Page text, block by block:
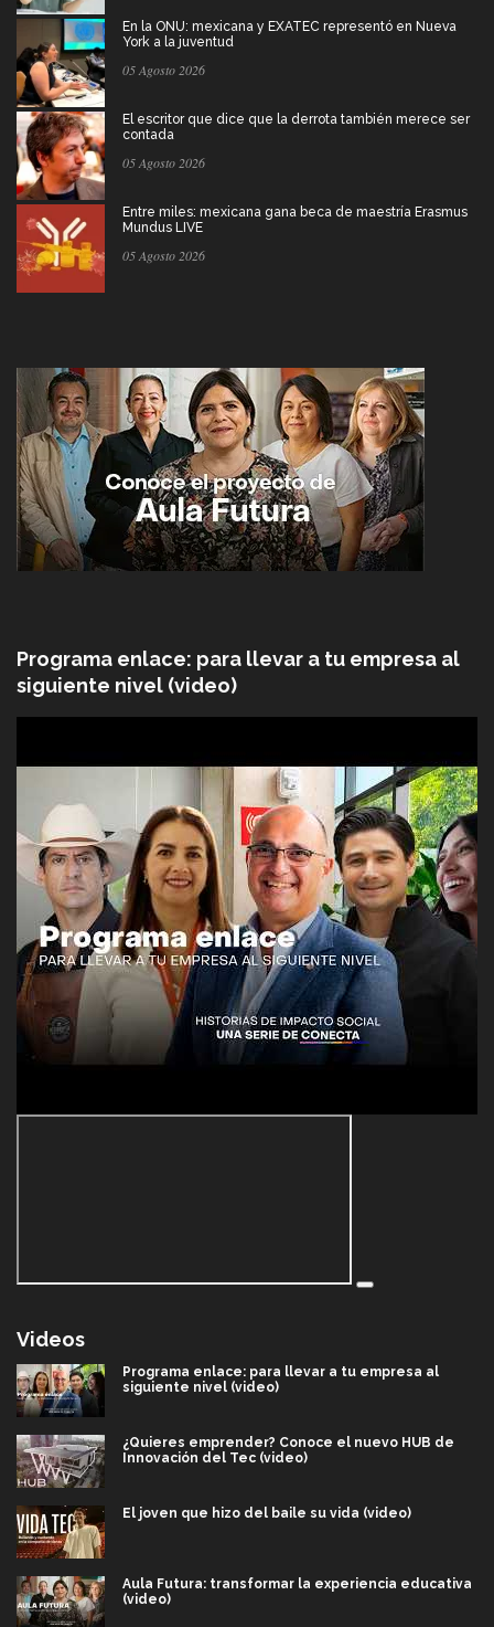
En la ONU: mexicana y EXATEC representó en Nueva
York a la juventud
05 Agosto 2026
El escritor que dice que la derrota también merece ser
contada
05 Agosto 2026
Entre miles: mexicana gana beca de maestría Erasmus
Mundus LIVE
05 Agosto 2026
Programa enlace: para llevar a tu empresa al
siguiente nivel (video)
Videos
Programa enlace: para llevar a tu empresa al
siguiente nivel (video)
¿Quieres emprender? Conoce el nuevo HUB de
Innovación del Tec (video)
El joven que hizo del baile su vida (video)
Aula Futura: transformar la experiencia educativa
(video)